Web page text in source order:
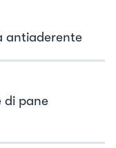
antiaderente
di pane